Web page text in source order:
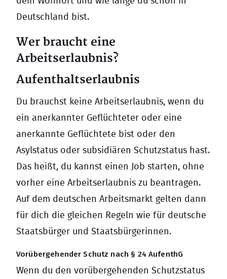
Deutschland bist.
Wer braucht eine
Arbeitserlaubnis?
Aufenthaltserlaubnis
Du brauchst keine Arbeitserlaubnis, wenn du
ein anerkannter Geflüchteter oder eine
anerkannte Geflüchtete bist oder den
Asylstatus oder subsidiären Schutzstatus hast.
Das heißt, du kannst einen Job starten, ohne
vorher eine Arbeitserlaubnis zu beantragen.
Auf dem deutschen Arbeitsmarkt gelten dann
für dich die gleichen Regeln wie für deutsche
Staatsbürger und Staatsbürgerinnen.
Vorübergehender Schutz nach § 24 AufenthG
Wenn du den vorübergehenden Schutzstatus